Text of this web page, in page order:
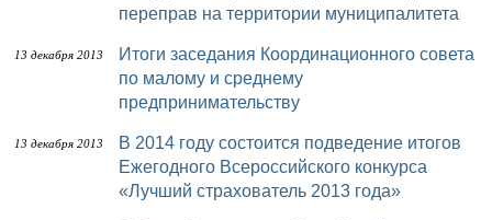
переправ на территории муниципалитета
13 декабря 2013
Итоги заседания Координационного совета
по малому и среднему
предпринимательству
13 декабря 2013
В 2014 году состоится подведение итогов
Ежегодного Всероссийского конкурса
«Лучший страхователь 2013 года»